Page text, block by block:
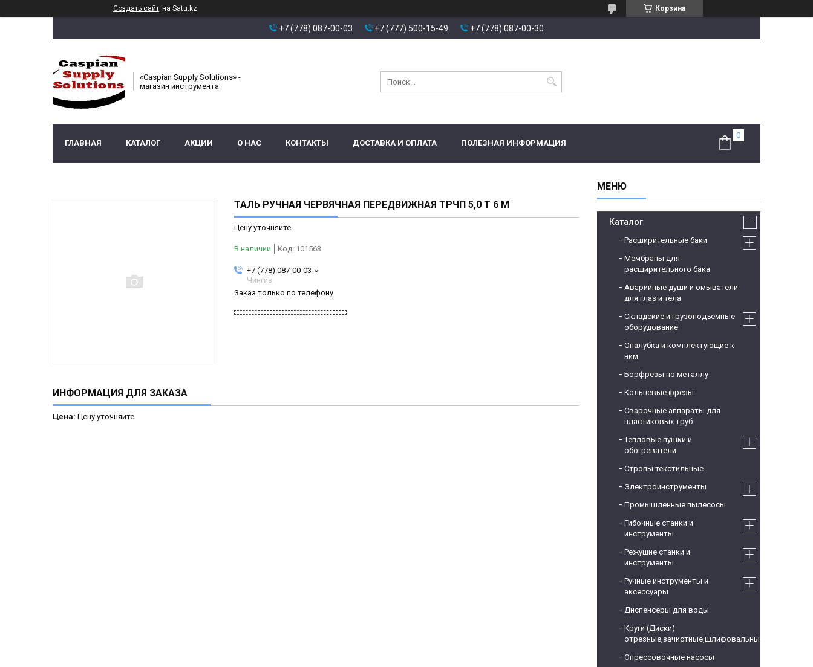
Создать сайт на Satu.kz Корзина
+7 (778) 087-00-03 +7 (777) 500-15-49 +7 (778) 087-00-30
«Caspian Supply Solutions» -
магазин инструмента
ГЛАВНАЯ КАТАЛОГ АКЦИИ О НАС КОНТАКТЫ ДОСТАВКА И ОПЛАТА ПОЛЕЗНАЯ ИНФОРМАЦИЯ
ТАЛЬ РУЧНАЯ ЧЕРВЯЧНАЯ ПЕРЕДВИЖНАЯ ТРЧП 5,0 Т 6 М
Цену уточняйте
В наличии Код: 101563
+7 (778) 087-00-03
Чингиз
Заказ только по телефону
ИНФОРМАЦИЯ ДЛЯ ЗАКАЗА
Цена: Цену уточняйте
Каталог
Расширительные баки
Мембраны для
расширительного бака
Аварийные души и омыватели
для глаз и тела
Складские и грузоподъемные
оборудование
Опалубка и комплектующие к
ним
Борфрезы по металлу
Кольцевые фрезы
Сварочные аппараты для
пластиковых труб
Тепловые пушки и
обогреватели
Стропы текстильные
Электроинструменты
Промышленные пылесосы
Гибочные станки и
инструменты
Режущие станки и
инструменты
Ручные инструменты и
аксессуары
Диспенсеры для воды
Круги (Диски)
отрезные,зачистные,шлифовальные
Опрессовочные насосы